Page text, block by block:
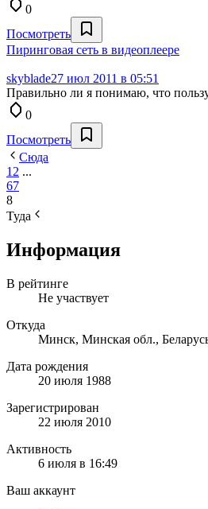
0
Посмотреть
Пиринговая сеть в видеоплеере
skyblade27 июл 2011 в 05:51
Правильно ли я понимаю, что
0
Посмотреть
Сюда
1 2 ...
67
8
Туда
Информация
В рейтинге
Не участвует
Откуда
Минск, Минская обл.,
Дата рождения
20 июля 1988
Зарегистрирован
22 июля 2010
Активность
6 июля в 16:49
Ваш аккаунт